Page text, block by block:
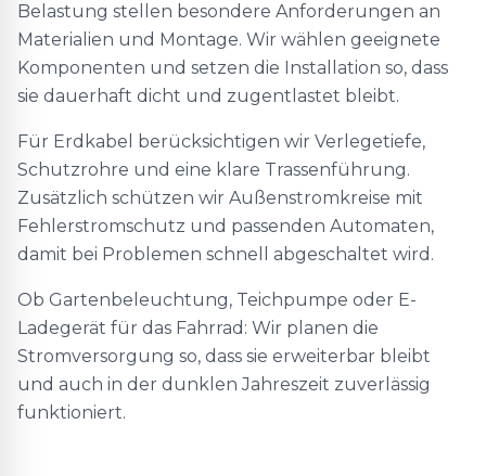
Belastung stellen besondere Anforderungen an
Materialien und Montage. Wir wählen geeignete
Komponenten und setzen die Installation so, dass
sie dauerhaft dicht und zugentlastet bleibt.
Für Erdkabel berücksichtigen wir Verlegetiefe,
Schutzrohre und eine klare Trassenführung.
Zusätzlich schützen wir Außenstromkreise mit
Fehlerstromschutz und passenden Automaten,
damit bei Problemen schnell abgeschaltet wird.
Ob Gartenbeleuchtung, Teichpumpe oder E-
Ladegerät für das Fahrrad: Wir planen die
Stromversorgung so, dass sie erweiterbar bleibt
und auch in der dunklen Jahreszeit zuverlässig
funktioniert.